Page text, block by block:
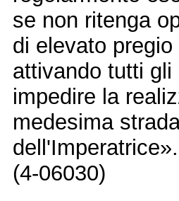
se non ritenga
di elevato
attivando tutti
impedire la
medesima
dell'Imperatrice».
(4-06030)